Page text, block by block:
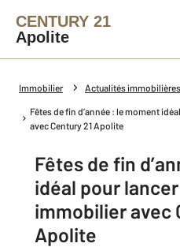
CENTURY 21
Apolite
Immobilier Actualités immobilières
Fêtes de fin d’année : le moment
avec Century 21 Apolite
Fêtes de fin
idéal pour
immobilier avec
Apolite